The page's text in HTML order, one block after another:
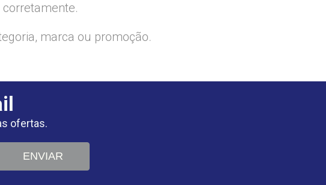
marca ou promoção.
ofertas.
ENVIAR